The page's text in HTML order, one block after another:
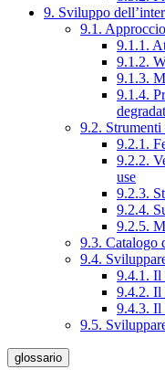
9. Sviluppo
9.1.
9.1.1.
9.1.2.
9.1.3.
9.1.4.
9.2.
9.2.1.
9.2.2.
use
9.2.3.
9.2.4.
9.2.5.
9.3. Catalogo
9.4.
9.4.1. Il
9.4.2. Il
9.4.3. Il
9.5.
glossario